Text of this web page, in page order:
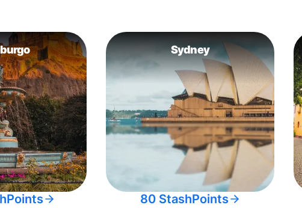
Sydney
80 StashPoints